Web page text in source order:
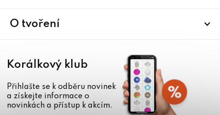
O tvoření
Korálkový klub
Přihlašte se k odběru novinek
a získejte informace o
novinkách a přístup k akcím.